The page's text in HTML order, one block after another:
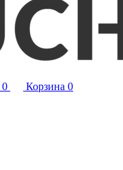
0 Корзина 0